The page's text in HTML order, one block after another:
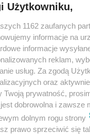
Użytkowniku,
1162 zaufanych
informacje na
informacje
reklam,
usług. Za zgodą
oraz
Twoją prywatność,
dobrowolna i
dolnym rogu strony
prawo sprzeciwić się